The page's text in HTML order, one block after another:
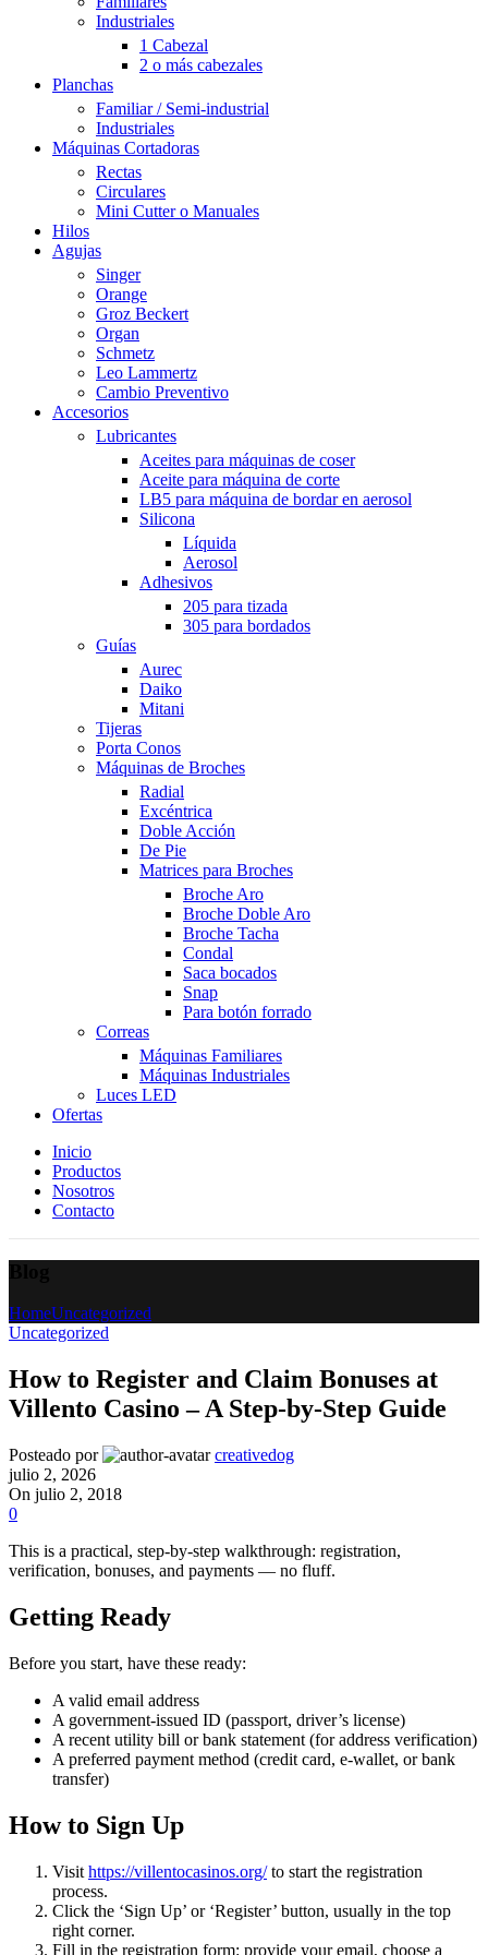
Industriales
1 Cabezal
2 o más cabezales
Planchas
Familiar / Semi-industrial
Industriales
Máquinas Cortadoras
Rectas
Circulares
Mini Cutter o Manuales
Hilos
Agujas
Singer
Orange
Groz Beckert
Organ
Schmetz
Leo Lammertz
Cambio Preventivo
Accesorios
Lubricantes
Aceites para máquinas de coser
Aceite para máquina de corte
LB5 para máquina de bordar en aerosol
Silicona
Líquida
Aerosol
Adhesivos
205 para tizada
305 para bordados
Guías
Aurec
Daiko
Mitani
Tijeras
Porta Conos
Máquinas de Broches
Radial
Excéntrica
Doble Acción
De Pie
Matrices para Broches
Broche Aro
Broche Doble Aro
Broche Tacha
Condal
Saca bocados
Snap
Para botón forrado
Correas
Máquinas Familiares
Máquinas Industriales
Luces LED
Ofertas
Inicio
Productos
Nosotros
Contacto
HomeUncategorized
Uncategorized
How to Register and Claim Bonuses at
Villento Casino – A Step-by-Step Guide
Posteado por
creativedog
julio 2, 2026
On julio 2, 2018
0
This is a practical, step-by-step walkthrough: registration,
verification, bonuses, and payments — no fluff.
Getting Ready
Before you start, have these ready:
A valid email address
A government-issued ID (passport, driver’s license)
A recent utility bill or bank statement (for address verification)
A preferred payment method (credit card, e-wallet, or bank
transfer)
How to Sign Up
Visit https://villentocasinos.org/to start the registration
process.
Click the ‘Sign Up’ or ‘Register’ button, usually in the top
right corner.
Fill in the registration form: provide your email, choose a